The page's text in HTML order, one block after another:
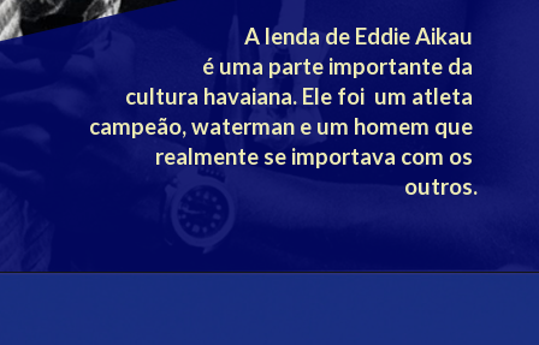
A lenda de Eddie Aikau
é uma parte importante da
cultura havaiana. Ele foi  um atleta
campeão, waterman e um homem que
realmente se importava com os
outros.